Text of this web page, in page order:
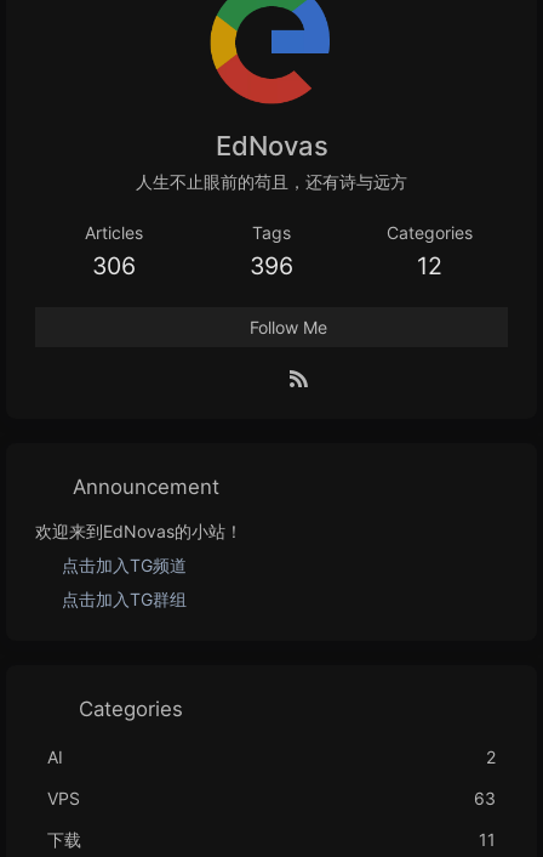
EdNovas
人生不止眼前的苟且，还有诗与远方
Articles
306
Tags
396
Categories
12
Follow Me
Announcement
欢迎来到EdNovas的小站！
点击加入TG频道
点击加入TG群组
Categories
AI
2
VPS
63
下载
11